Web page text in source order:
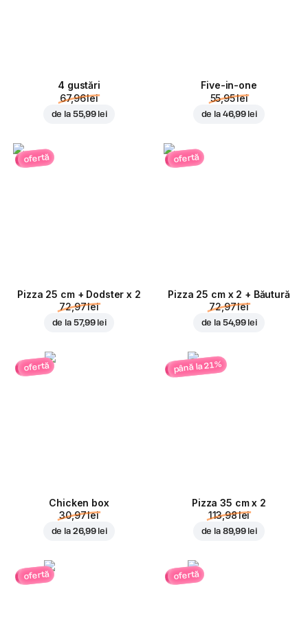
4 gustări
67,96 lei
de la 55,99 lei
Five-in-one
55,95 lei
de la 46,99 lei
ofertă
Pizza 25 cm + Dodster x 2
72,97 lei
de la 57,99 lei
ofertă
Pizza 25 cm x 2 + Băutură
72,97 lei
de la 54,99 lei
ofertă
Chicken box
30,97 lei
de la 26,99 lei
până la 21%
Pizza 35 cm x 2
113,98 lei
de la 89,99 lei
ofertă ofertă